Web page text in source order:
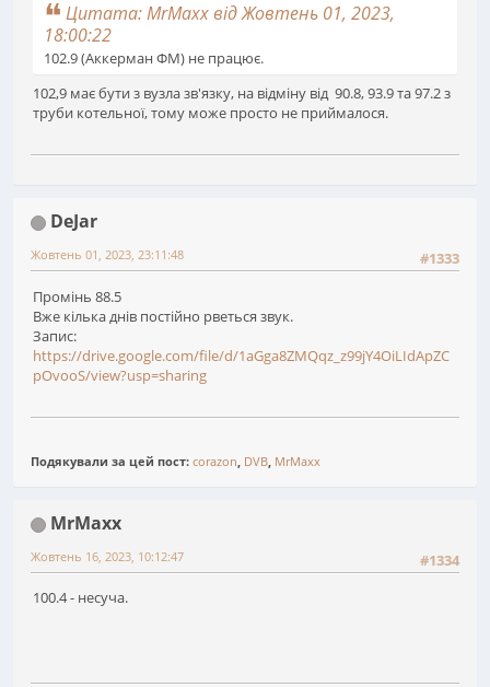
Цитата: MrMaxx від Жовтень 01, 2023,
18:00:22
102.9 (Аккерман ФМ) не працює.
102,9 має бути з вузла зв'язку, на відміну від 90.8, 93.9 та 97.2 з
труби котельної, тому може просто не приймалося.
DeJar
#1333
Жовтень 01, 2023, 23:11:48
Промінь 88.5
Вже кілька днів постійно рветься звук.
Запис:
https://drive.google.com/file/d/1aGga8ZMQqz_z99jY4OiLIdApZC
pOvooS/view?usp=sharing
Подякували за цей пост: corazon, DVB, MrMaxx
MrMaxx
#1334
Жовтень 16, 2023, 10:12:47
100.4 - несуча.